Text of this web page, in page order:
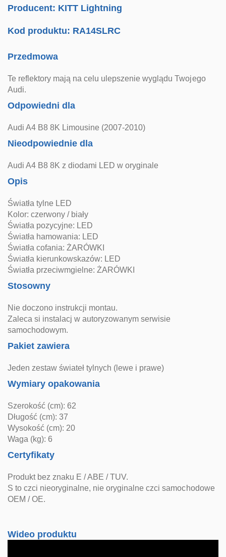
Producent: KITT Lightning
Kod produktu: RA14SLRC
Przedmowa
Te reflektory mają na celu ulepszenie wyglądu Twojego
Audi.
Odpowiedni dla
Audi A4 B8 8K Limousine (2007-2010)
Nieodpowiednie dla
Audi A4 B8 8K z diodami LED w oryginale
Opis
Światła tylne LED
Kolor: czerwony / biały
Światła pozycyjne: LED
Światła hamowania: LED
Światła cofania: ŻARÓWKI
Światła kierunkowskazów: LED
Światła przeciwmgielne: ŻARÓWKI
Stosowny
Nie doczono instrukcji montau.
Zaleca si instalacj w autoryzowanym serwisie
samochodowym.
Pakiet zawiera
Jeden zestaw świateł tylnych (lewe i prawe)
Wymiary opakowania
Szerokość (cm): 62
Długość (cm): 37
Wysokość (cm): 20
Waga (kg): 6
Certyfikaty
Produkt bez znaku E / ABE / TUV.
S to czci nieoryginalne, nie oryginalne czci samochodowe
OEM / OE.
Wideo produktu